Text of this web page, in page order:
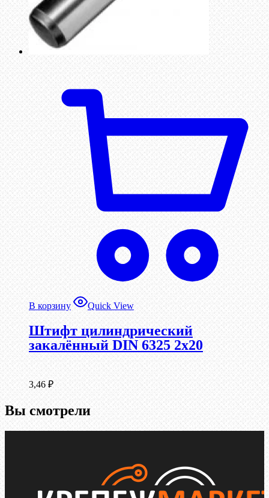
В корзину Quick View
Штифт цилиндрический
закалённый DIN 6325 2х20
3,46 ₽
Вы смотрели